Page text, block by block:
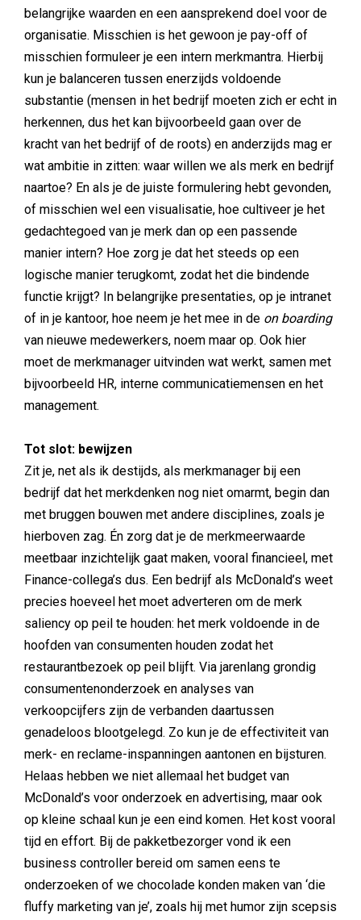
belangrijke waarden en een aansprekend doel voor de
organisatie. Misschien is het gewoon je pay-off of
misschien formuleer je een intern merkmantra. Hierbij
kun je balanceren tussen enerzijds voldoende
substantie (mensen in het bedrijf moeten zich er echt in
herkennen, dus het kan bijvoorbeeld gaan over de
kracht van het bedrijf of de roots) en anderzijds mag er
wat ambitie in zitten: waar willen we als merk en bedrijf
naartoe? En als je de juiste formulering hebt gevonden,
of misschien wel een visualisatie, hoe cultiveer je het
gedachtegoed van je merk dan op een passende
manier intern? Hoe zorg je dat het steeds op een
logische manier terugkomt, zodat het die bindende
functie krijgt? In belangrijke presentaties, op je intranet
of in je kantoor, hoe neem je het mee in de on boarding
van nieuwe medewerkers, noem maar op. Ook hier
moet de merkmanager uitvinden wat werkt, samen met
bijvoorbeeld HR, interne communicatiemensen en het
management.
Tot slot: bewijzen
Zit je, net als ik destijds, als merkmanager bij een
bedrijf dat het merkdenken nog niet omarmt, begin dan
met bruggen bouwen met andere disciplines, zoals je
hierboven zag. Én zorg dat je de merkmeerwaarde
meetbaar inzichtelijk gaat maken, vooral financieel, met
Finance-collega’s dus. Een bedrijf als McDonald’s weet
precies hoeveel het moet adverteren om de merk
saliency op peil te houden: het merk voldoende in de
hoofden van consumenten houden zodat het
restaurantbezoek op peil blijft. Via jarenlang grondig
consumentenonderzoek en analyses van
verkoopcijfers zijn de verbanden daartussen
genadeloos blootgelegd. Zo kun je de effectiviteit van
merk- en reclame-inspanningen aantonen en bijsturen.
Helaas hebben we niet allemaal het budget van
McDonald’s voor onderzoek en advertising, maar ook
op kleine schaal kun je een eind komen. Het kost vooral
tijd en effort. Bij de pakketbezorger vond ik een
business controller bereid om samen eens te
onderzoeken of we chocolade konden maken van ‘die
fluffy marketing van je’, zoals hij met humor zijn scepsis